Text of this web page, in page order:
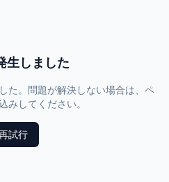
生しました
た。問題が解決しない場合は、ペ
みしてください。
試行